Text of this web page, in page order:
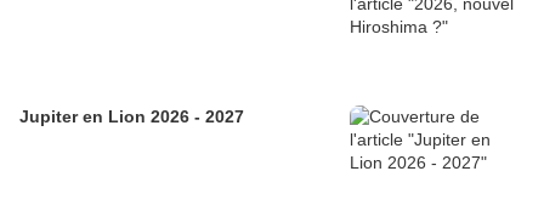
Jupiter en Lion 2026 - 2027